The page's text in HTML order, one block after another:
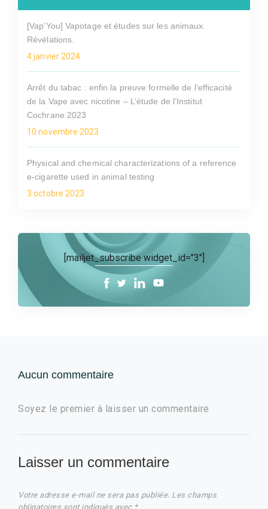
[Vap’You] Vapotage et études sur les animaux.
Révélations.
4 janvier 2024
Arrêt du tabac : enfin la preuve formelle de l’efficacité
de la Vape avec nicotine – L’étude de l’Institut
Cochrane 2023
10 novembre 2023
Physical and chemical characterizations of a reference
e-cigarette used in animal testing
3 octobre 2023
[mailjet_subscribe widget_id="3"]
Aucun commentaire
Soyez le premier à laisser un commentaire
Laisser un commentaire
Votre adresse e-mail ne sera pas publiée. Les champs
obligatoires sont indiqués avec *